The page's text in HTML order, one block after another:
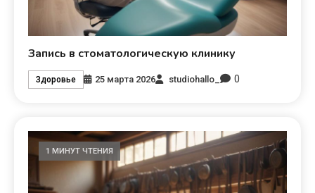
Запись в стоматологическую клинику
Здоровье 25 марта 2026 studiohallo_ 0
1 МИНУТ ЧТЕНИЯ